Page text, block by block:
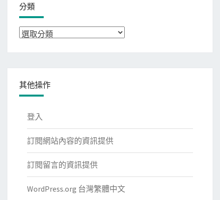
分類
分
其他操作
登入
訂閱網站內容的資訊提供
訂閱留言的資訊提供
WordPress.org 台灣繁體中文